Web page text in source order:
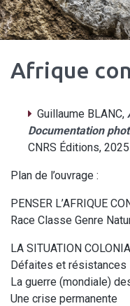
Afrique
Guillaume BLANC,
Documentation
CNRS Éditions, 2025
Plan de l’ouvrage :
PENSER L’AFRIQUE
Race Classe Genre
LA SITUATION
Défaites et résistances
La guerre (mondiale)
Une crise permanente